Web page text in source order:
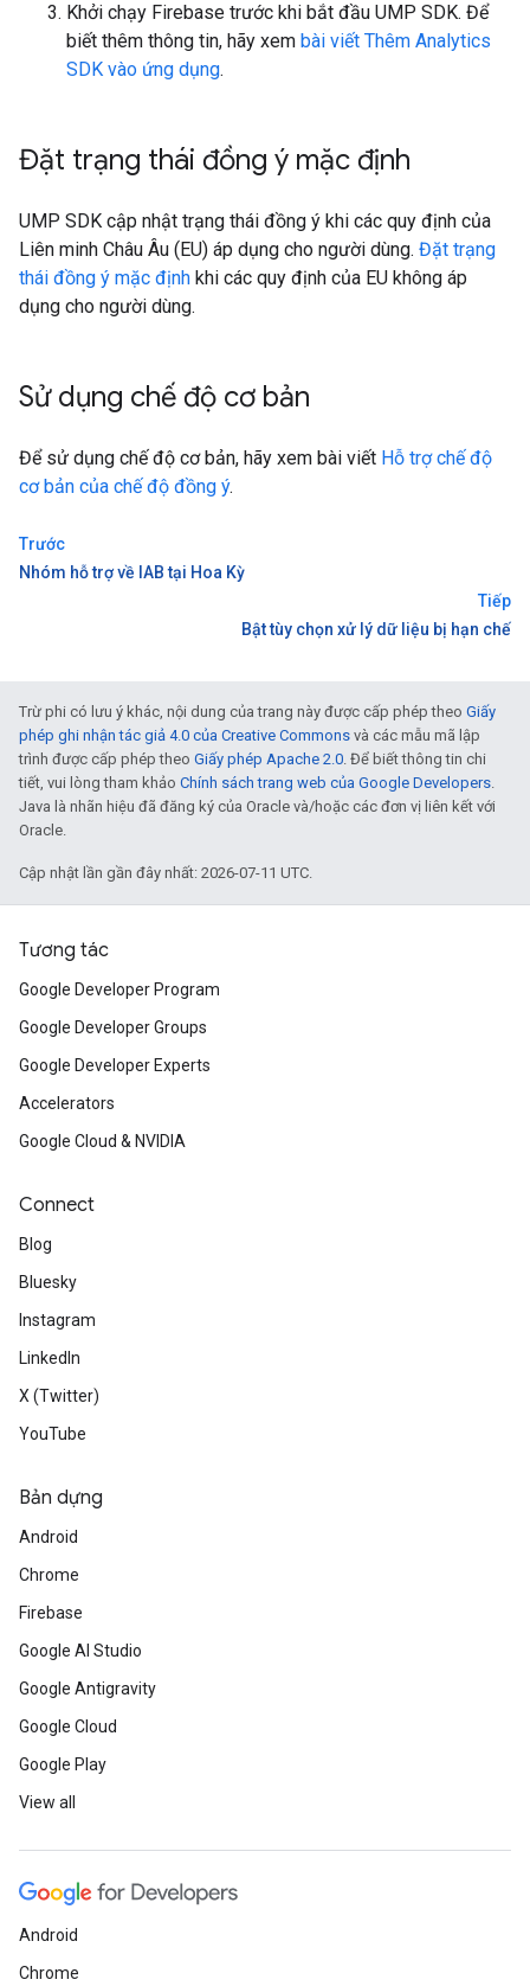
Khởi chạy Firebase trước khi bắt đầu UMP SDK. Để
biết thêm thông tin, hãy xem bài viết Thêm Analytics
SDK vào ứng dụng.
Đặt trạng thái đồng ý mặc định
UMP SDK cập nhật trạng thái đồng ý khi các quy định của
Liên minh Châu Âu (EU) áp dụng cho người dùng. Đặt trạng
thái đồng ý mặc định khi các quy định của EU không áp
dụng cho người dùng.
Sử dụng chế độ cơ bản
Để sử dụng chế độ cơ bản, hãy xem bài viết Hỗ trợ chế độ
cơ bản của chế độ đồng ý.
Trước
Nhóm hỗ trợ về IAB tại Hoa Kỳ
Tiếp
Bật tùy chọn xử lý dữ liệu bị hạn chế
Trừ phi có lưu ý khác, nội dung của trang này được cấp phép theo Giấy
phép ghi nhận tác giả 4.0 của Creative Commons và các mẫu mã lập
trình được cấp phép theo Giấy phép Apache 2.0. Để biết thông tin chi
tiết, vui lòng tham khảo Chính sách trang web của Google Developers.
Java là nhãn hiệu đã đăng ký của Oracle và/hoặc các đơn vị liên kết với
Oracle.
Cập nhật lần gần đây nhất: 2026-07-11 UTC.
Tương tác
Google Developer Program
Google Developer Groups
Google Developer Experts
Accelerators
Google Cloud & NVIDIA
Connect
Blog
Bluesky
Instagram
LinkedIn
X (Twitter)
YouTube
Bản dựng
Android
Chrome
Firebase
Google AI Studio
Google Antigravity
Google Cloud
Google Play
View all
Android
Chrome